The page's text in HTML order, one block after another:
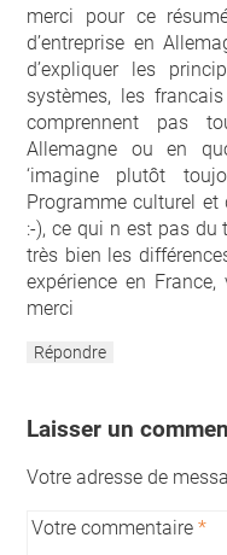
merci pour ce
d’entreprise en
d’expliquer les
systèmes, les
comprennent pas
Allemagne ou en
‘imagine plutôt
Programme culturel
:-), ce qui n est pas du
très bien les
expérience en
merci
Répondre
Laisser un
Votre adresse de
Votre commentaire *